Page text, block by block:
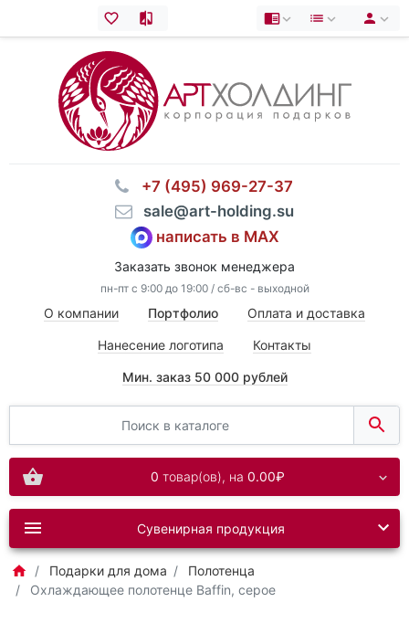
⠀+7 (495) 969-27-37
⠀sale@art-holding.su
написать в MAX
Заказать звонок менеджера
пн-пт с 9:00 до 19:00 / сб-вс - выходной
О компании Портфолио Оплата и доставка
Нанесение логотипа Контакты
Мин. заказ 50 000 рублей
0 товар(ов), на 0.00₽
Сувенирная продукция
Подарки для дома
Полотенца
Охлаждающее полотенце Baffin, серое